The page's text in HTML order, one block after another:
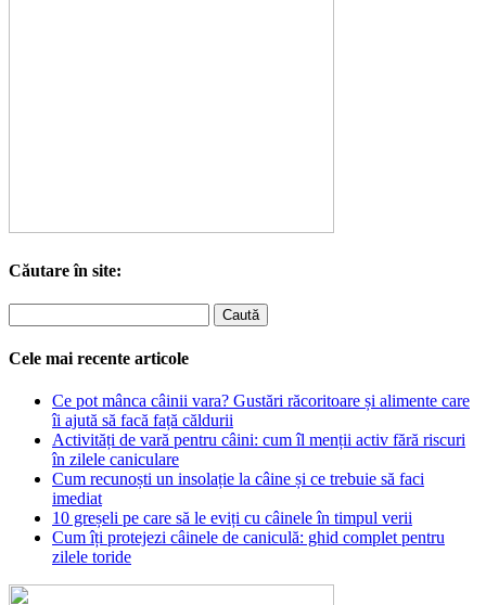
Căutare în site:
Cele mai recente articole
Ce pot mânca câinii vara? Gustări răcoritoare și alimente care
îi ajută să facă față căldurii
Activități de vară pentru câini: cum îl menții activ fără riscuri
în zilele caniculare
Cum recunoști un insolație la câine și ce trebuie să faci
imediat
10 greșeli pe care să le eviți cu câinele în timpul verii
Cum îți protejezi câinele de caniculă: ghid complet pentru
zilele toride